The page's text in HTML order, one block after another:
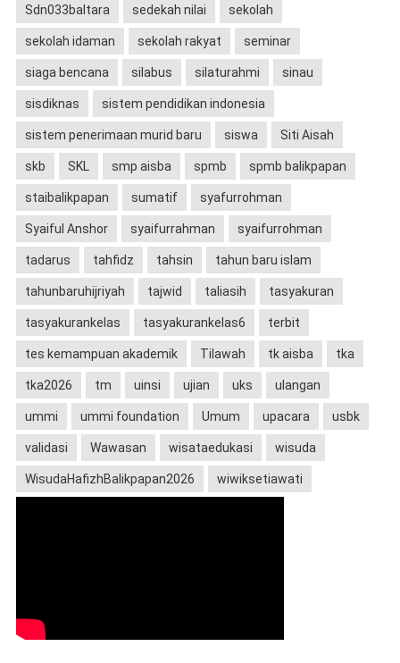
Sdn033baltara sedekah nilai sekolah
sekolah idaman sekolah rakyat seminar
siaga bencana silabus silaturahmi sinau
sisdiknas sistem pendidikan indonesia
sistem penerimaan murid baru siswa Siti Aisah
skb SKL smp aisba spmb spmb balikpapan
staibalikpapan sumatif syafurrohman
Syaiful Anshor syaifurrahman syaifurrohman
tadarus tahfidz tahsin tahun baru islam
tahunbaruhijriyah tajwid taliasih tasyakuran
tasyakurankelas tasyakurankelas6 terbit
tes kemampuan akademik Tilawah tk aisba tka
tka2026 tm uinsi ujian uks ulangan
ummi ummi foundation Umum upacara usbk
validasi Wawasan wisataedukasi wisuda
WisudaHafizhBalikpapan2026 wiwiksetiawati